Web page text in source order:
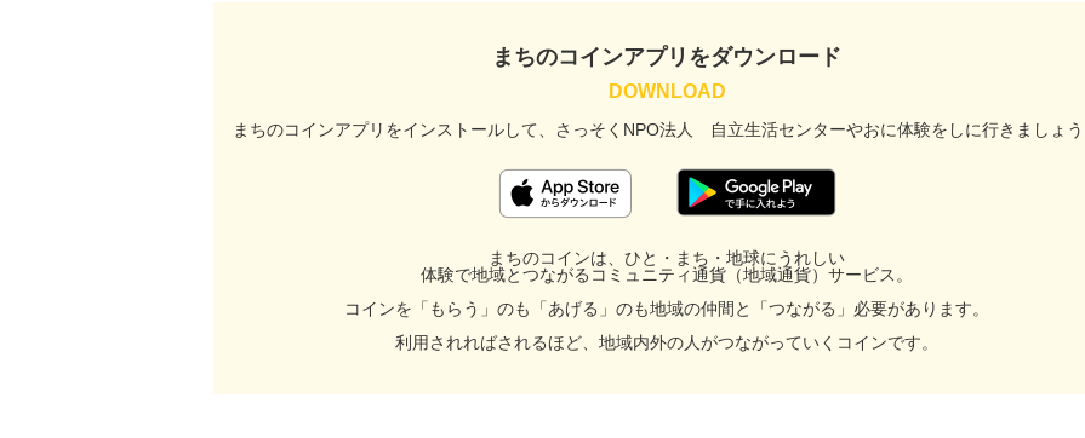
まちのコインアプリをダウンロード
まちのコインアプリをインストールして、 さっそくNPO法人 自立生活センターやおに体験をしに行きましょう
まちのコインは、ひと・まち・地球にうれしい
体験で地域とつながるコミュニティ通貨（地域通貨）サービス。
コインを「もらう」のも「あげる」のも地域の仲間と「つながる」必要があります。
利用されればされるほど、地域内外の人がつながっていくコインです。